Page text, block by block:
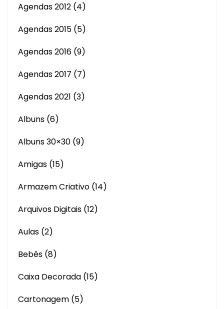
Agendas 2012 (4)
Agendas 2015 (5)
Agendas 2016 (9)
Agendas 2017 (7)
Agendas 2021 (3)
Albuns (6)
Albuns 30×30 (9)
Amigas (15)
Armazem Criativo (14)
Arquivos Digitais (12)
Aulas (2)
Bebês (8)
Caixa Decorada (15)
Cartonagem (5)